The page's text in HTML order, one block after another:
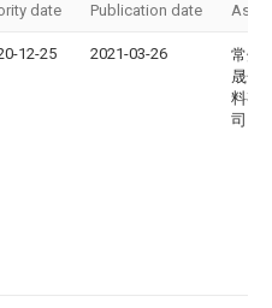
date Publication date
12-25 2021-03-26
常州
晟金
料有
司